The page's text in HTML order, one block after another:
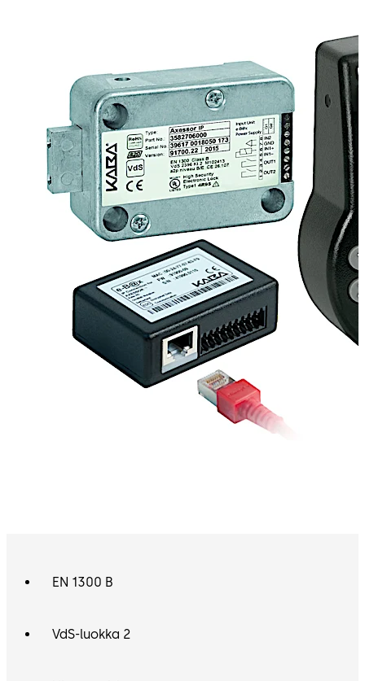
ihanteellinen kassakaappilukko organisaatioille, joilla on
suuret konttoriverkostot, kuten pankeille, posteille,
vähittäismyynti- ja ravintolaketjuille.
EN 1300 B
VdS-luokka 2